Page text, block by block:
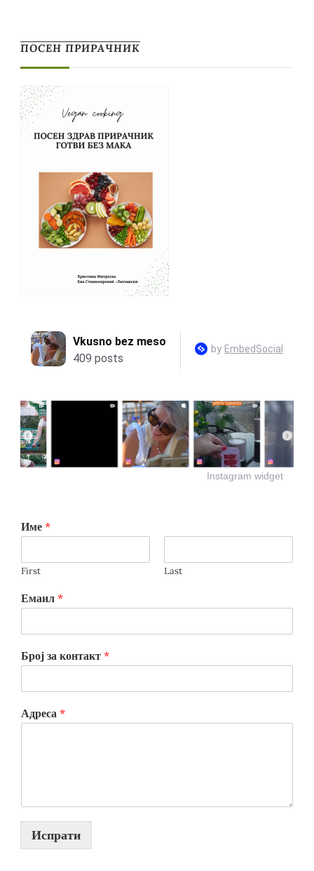
ПОСЕН ПРИРАЧНИК
Instagram widget
Име *
First Last
Емаил *
Број за контакт *
Адреса *
Испрати